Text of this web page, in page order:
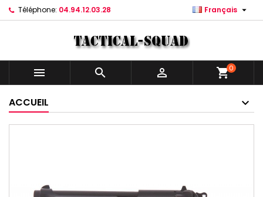
Téléphone: 04.94.12.03.28 Français 
   shopping_cart0
ACCUEIL